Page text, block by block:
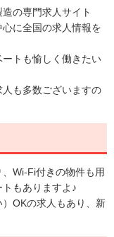
の専門求人サイト
に全国の求人情報を
トも愉しく働きたい
も多数ございますの
Wi-Fi付きの物件も用
もありますよ♪
OKの求人もあり、新